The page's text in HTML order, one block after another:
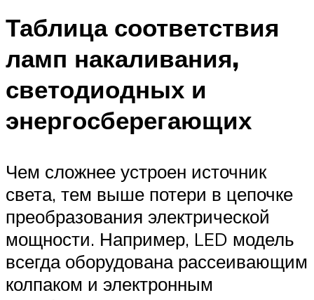
Таблица соответствия
ламп накаливания,
светодиодных и
энергосберегающих
Чем сложнее устроен источник
света, тем выше потери в цепочке
преобразования электрической
мощности. Например, LED модель
всегда оборудована рассеивающим
колпаком и электронным